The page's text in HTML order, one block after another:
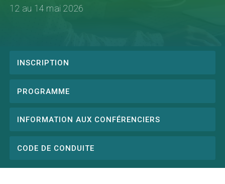
12 au 14 mai 2026
Conference
INSCRIPTION
PROGRAMME
INFORMATION AUX CONFÉRENCIERS
CODE DE CONDUITE